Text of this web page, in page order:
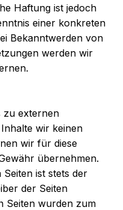
Haftung ist jedoch
einer konkreten
Bekanntwerden von
werden wir
zu externen
wir keinen
wir für diese
übernehmen.
ist stets der
der Seiten
Seiten wurden zum